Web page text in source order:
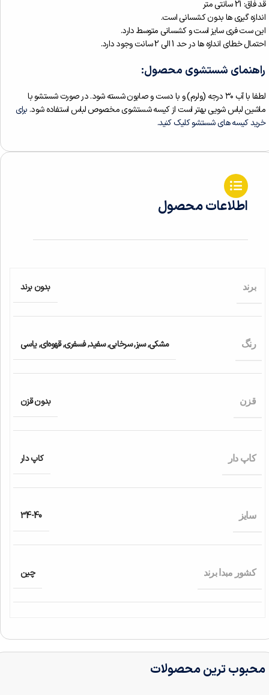
قد فاق: 21 سانتی متر
اندازه گیری ها بدون کشسانی است.
این ست فری سایز است و کشسانی متوسط دارد.
احتمال خطای اندازه ها در حد 1 الی 2 سانت وجود دارد.
راهنمای شستشوی محصول:
لطفا با آب ۳۰ درجه (ولرم) و با دست و صابون شسته شود. در صورت شستشو با
ماشین لباس شویی بهتر است از کیسه شستشوی مخصوص لباس استفاده شود.برای
خرید کیسه های شستشو کلیک کنید.
اطلاعات محصول
برند بدون برند
رنگ مشکی,سبز,سرخابی,سفید,فسفری,قهوه‌ای,یاسی
قزن بدون قزن
کاپ دار کاپ دار
سایز 34-40
کشور مبدا برند چین
محبوب ترین محصولات